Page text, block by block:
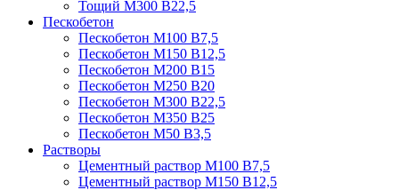
Тощий М300 В22,5
Пескобетон
Пескобетон М100 В7,5
Пескобетон М150 В12,5
Пескобетон М200 В15
Пескобетон М250 В20
Пескобетон М300 В22,5
Пескобетон М350 В25
Пескобетон М50 В3,5
Растворы
Цементный раствор М100 В7,5
Цементный раствор М150 В12,5